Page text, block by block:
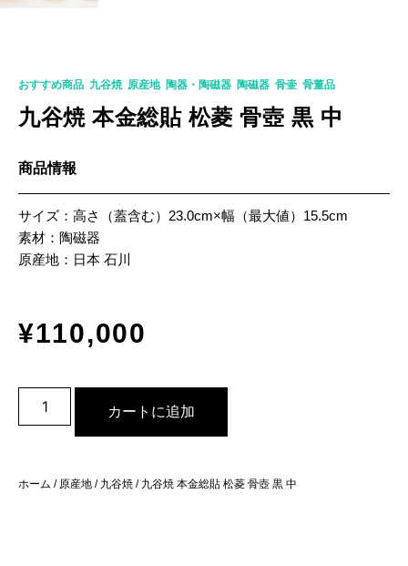
おすすめ商品 九谷焼, 原産地, 陶器・陶磁器 陶磁器 骨壷 骨董品
九谷焼 本金総貼 松菱 骨壺 黒 中
商品情報
サイズ：高さ（蓋含む）23.0cm×幅（最大値）15.5cm
素材：陶磁器
原産地：日本 石川
¥110,000
カートに追加
ホーム / 原産地 / 九谷焼 / 九谷焼 本金総貼 松菱 骨壺 黒 中